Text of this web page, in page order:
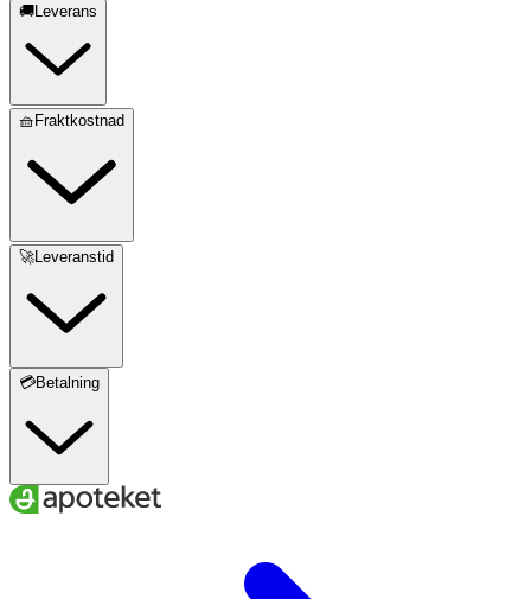
🚚Leverans
🧺Fraktkostnad
🚀Leveranstid
💳Betalning